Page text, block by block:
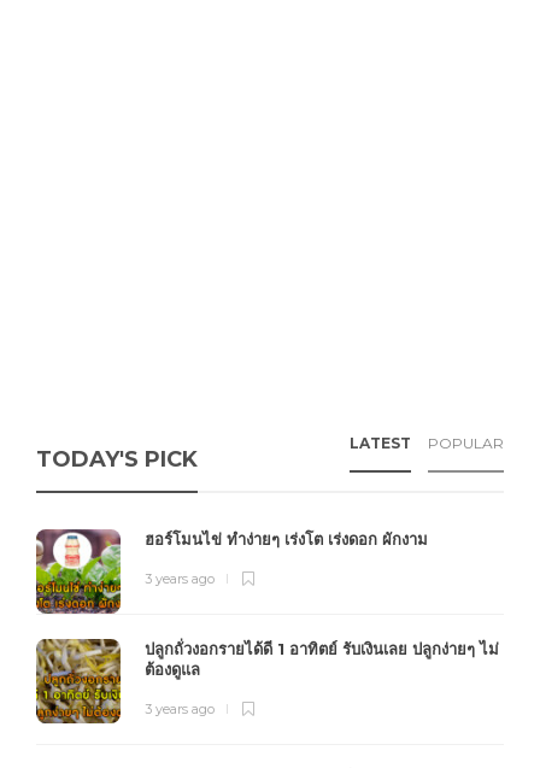
TODAY'S PICK
LATEST POPULAR
ฮอร์โมนไข่ ทำง่ายๆ เร่งโต เร่งดอก ผักงาม
3 years ago
ปลูกถั่วงอกรายได้ดี 1 อาทิตย์ รับเงินเลย ปลูกง่ายๆ ไม่
ต้องดูแล
3 years ago